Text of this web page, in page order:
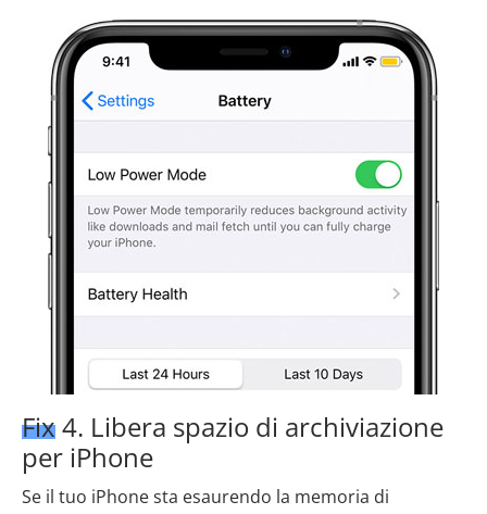
Fix 4. Libera spazio di archiviazione
per iPhone
Se il tuo iPhone sta esaurendo la memoria di